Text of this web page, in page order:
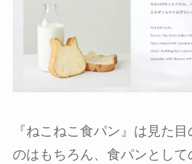
『ねこねこ食パン』は見た
のはもちろん、食パンとし